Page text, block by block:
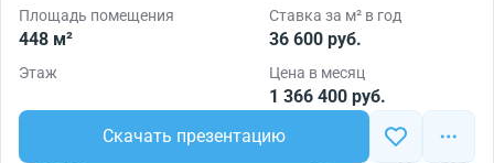
Площадь помещения
448 м²
Ставка за м² в год
36 600 руб.
Этаж Цена в месяц
1 366 400 руб.
Скачать презентацию